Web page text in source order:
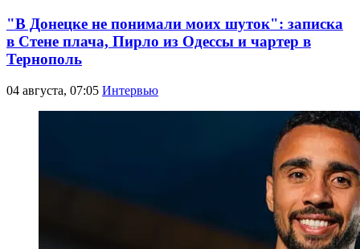
"В Донецке не понимали моих шуток": записка
в Стене плача, Пирло из Одессы и чартер в
Тернополь
04 августа, 07:05 Интервью